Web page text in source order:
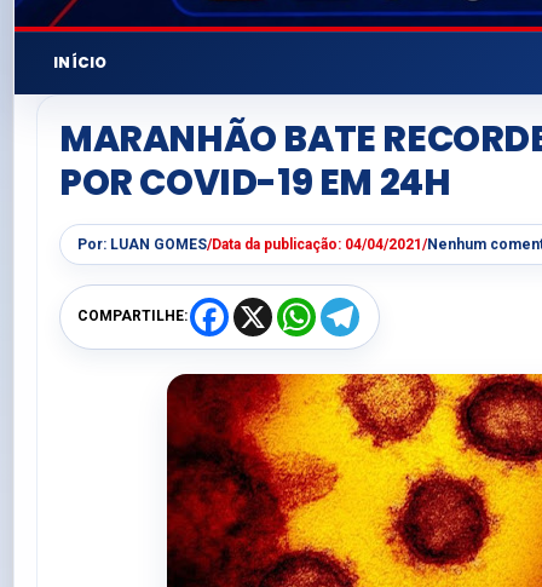
INÍCIO
MARANHÃO BATE
POR COVID-19 EM 24H
Por: LUAN GOMES/Data da publicação: 04/04/2021/Nenhum
COMPARTILHE:
F
a
c
b
o
o
k
X
W
h
a
s
A
p
p
l
g
r
a
m